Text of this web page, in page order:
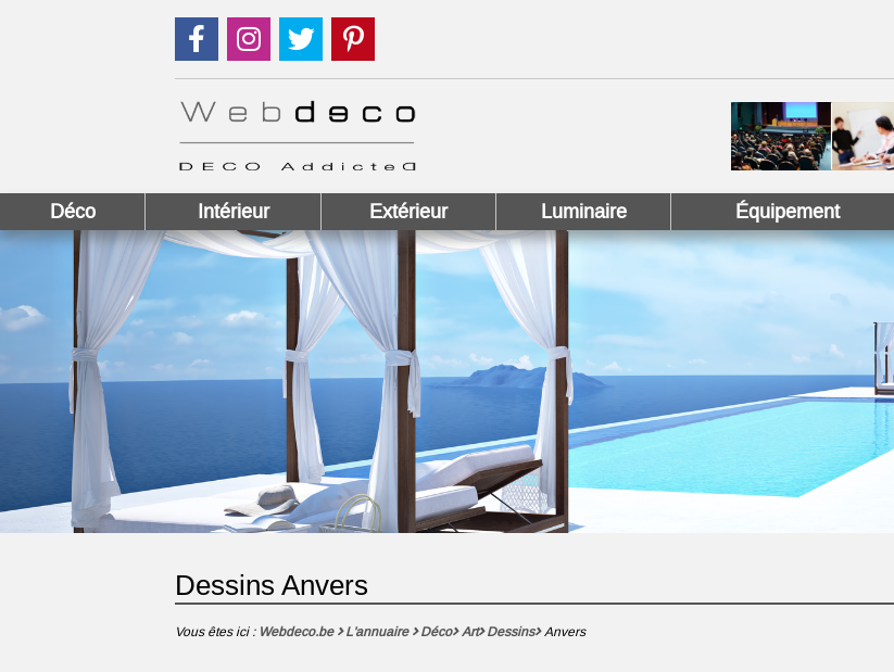
Suivez nous sur Facebook !
Suivez nous sur Instagram !
Suivez nous sur Twitter !
Déco Intérieur Extérieur Luminaire Équipement
Dessins Anvers
Vous êtes ici : Webdeco.be L'annuaire Déco Art Dessins Anvers